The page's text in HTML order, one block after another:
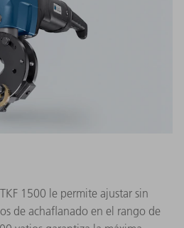
1500 le permite ajustar sin
de achaflanado en el rango de